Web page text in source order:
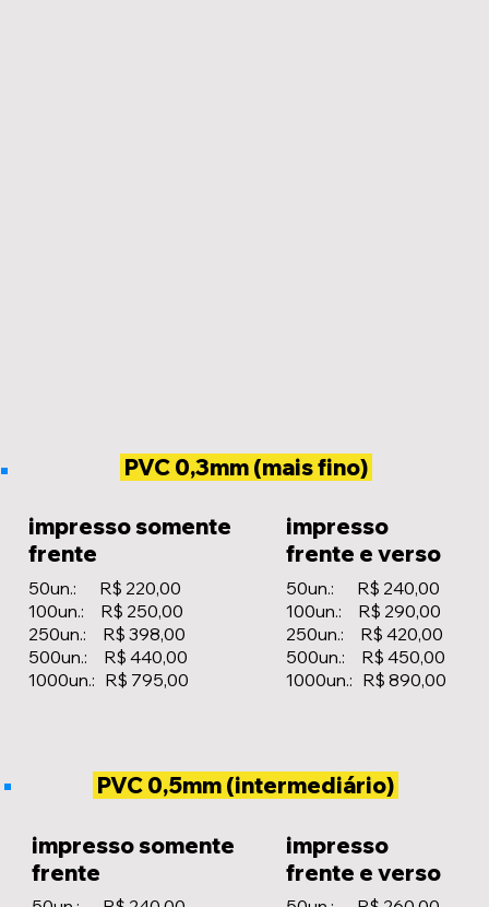
PVC 0,3mm (mais fino)
impresso somente
frente
50un.: R$ 220,00
100un.: R$ 250,00
250un.: R$ 398,00
500un.: R$ 440,00
1000un.: R$ 795,00
impresso
frente e verso
50un.: R$ 240,00
100un.: R$ 290,00
250un.: R$ 420,00
500un.: R$ 450,00
1000un.: R$ 890,00
PVC 0,5mm (intermediário)
impresso somente
frente
impresso
frente e verso